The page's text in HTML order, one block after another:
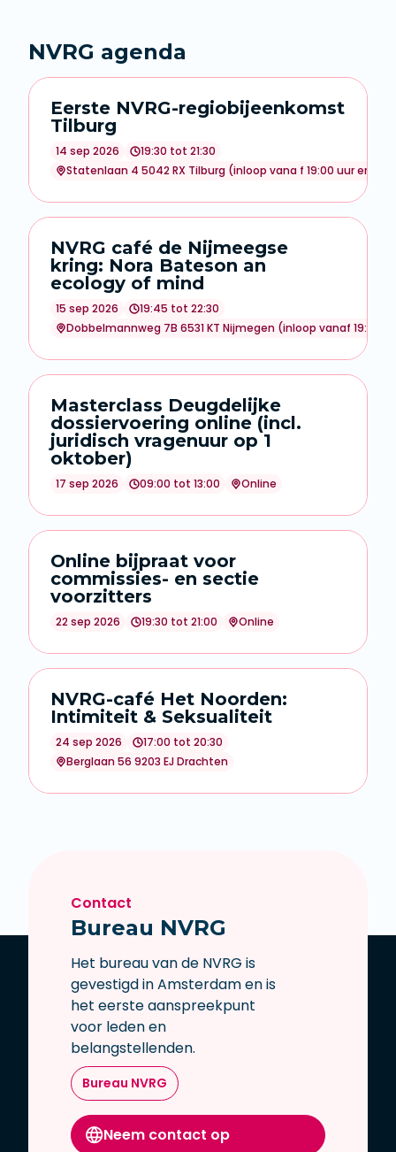
NVRG agenda
Eerste NVRG-regiobijeenkomst
Tilburg
14 sep 2026
19:30 tot 21:30
Statenlaan 4 5042 RX Tilburg (inloop vana f 19:00 uur en
NVRG café de Nijmeegse
kring: Nora Bateson an
ecology of mind
15 sep 2026
19:45 tot 22:30
Dobbelmannweg 7B 6531 KT Nijmegen (inloop vanaf 19:15
Masterclass Deugdelijke
dossiervoering online (incl.
juridisch vragenuur op 1
oktober)
17 sep 2026 09:00 tot 13:00 Online
Online bijpraat voor
commissies- en sectie
voorzitters
22 sep 2026 19:30 tot 21:00 Online
NVRG-café Het Noorden:
Intimiteit & Seksualiteit
24 sep 2026
17:00 tot 20:30
Berglaan 56 9203 EJ Drachten
Contact
Bureau NVRG
Het bureau van de NVRG is
gevestigd in Amsterdam en is
het eerste aanspreekpunt
voor leden en
belangstellenden.
Bureau NVRG
Neem contact op